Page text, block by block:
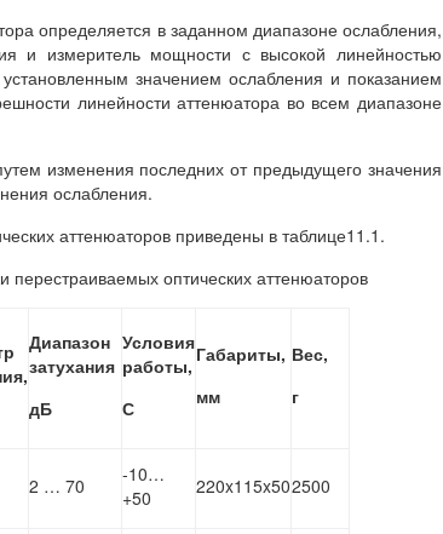
определяется в заданном диапазоне ослабления,
и измеритель мощности с высокой линейностью
значением ослабления и показанием
линейности аттенюатора во всем диапазоне
изменения последних от предыдущего значения
ослабления.
аттенюаторов приведены в таблице11.1.
перестраиваемых оптических аттенюаторов
Диапазон
затухания
дБ
Условия
работы,
С
Габариты,
мм
Вес,
г
2 … 70
-10…
+50
220x115x502500